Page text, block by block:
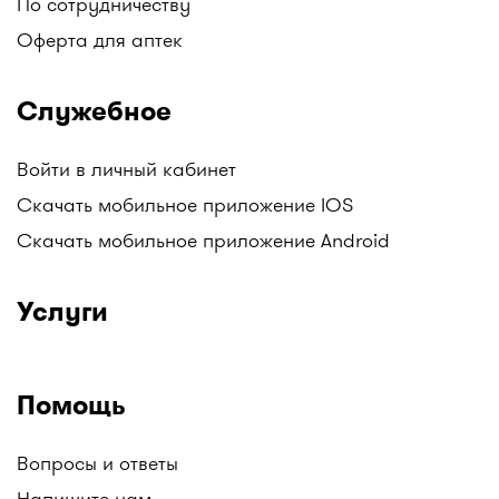
Оферта для аптек
Служебное
Войти в личный кабинет
Скачать мобильное приложение IOS
Скачать мобильное приложение Android
Услуги
Помощь
Вопросы и ответы